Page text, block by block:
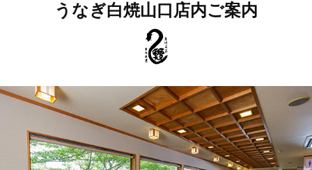
うなぎ白焼山口店内ご案内